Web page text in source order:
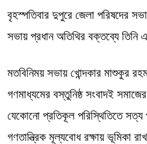
বৃহস্পতিবার দুপুরে জেলা পরিষদের
সভায় প্রধান অতিথির বক্তব্যে তিনি
মতবিনিময় সভায় খোন্দকার মাশুকুর
গণমাধ্যমের বস্তুনিষ্ঠ সংবাদই
যেকোনো প্রতিকূল পরিস্থিতিতে সত্য
গণতান্ত্রিক মূল্যবোধ রক্ষায় ভূমিকা